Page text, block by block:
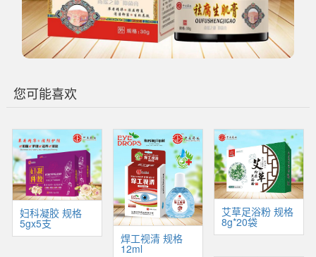
您可能喜欢
妇科凝胶 规格
5gx5支
焊工视清 规格
12ml
艾草足浴粉 规格
8g*20袋